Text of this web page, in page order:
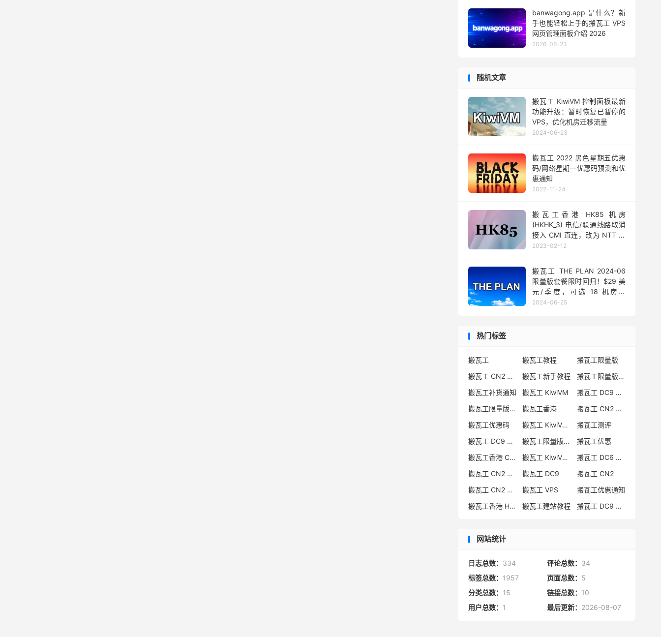
banwagong.app 是什么？新
手也能轻松上手的搬瓦工 VPS
网页管理面板介绍 2026
2026-06-23
随机文章
搬瓦工 KiwiVM 控制面板最新
功能升级：暂时恢复已暂停的
VPS，优化机房迁移流量
2024-06-23
搬瓦工 2022 黑色星期五优惠
码/网络星期一优惠码预测和优
惠通知
2022-11-24
搬瓦工香港 HK85 机房
(HKHK_3) 电信/联通线路取消
接入 CMI 直连，改为 NTT 绕
路
2023-02-12
搬瓦工 THE PLAN 2024-06
限量版套餐限时回归！$29 美
元/季度，可选 18 机房，
1000GB 大流量
2024-06-25
热门标签
搬瓦工 搬瓦工教程
搬瓦工限量版
搬瓦工 CN2 GIA
搬瓦工新手教程
搬瓦工限量版套餐
搬瓦工补货通知
搬瓦工 KiwiVM
搬瓦工 DC9 CN2 GIA
搬瓦工限量版补货
搬瓦工香港
搬瓦工 CN2 GIA-E
搬瓦工优惠码
搬瓦工 KiwiVM 教程
搬瓦工测评
搬瓦工 DC9 CN2 GIA 限量版
搬瓦工限量版补货通知
搬瓦工优惠
搬瓦工香港 CN2 GIA
搬瓦工 KiwiVM 控制面板
搬瓦工 DC6 CN2 GIA-E
搬瓦工 CN2 GIA-E 限量版
搬瓦工 DC9
搬瓦工 CN2
搬瓦工 CN2 GIA 限量版
搬瓦工 VPS
搬瓦工优惠通知
搬瓦工香港 HK85
搬瓦工建站教程 搬瓦工 DC9 限量版
网站统计
日志总数： 334 评论总数： 34
标签总数： 1957 页面总数： 5
分类总数： 15 链接总数： 10
用户总数： 1 最后更新： 2026-08-07